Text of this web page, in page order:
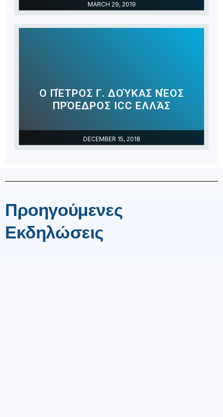
MARCH 29, 2019
DECEMBER 15, 2018
Ο ΠΈΤΡΟΣ Γ. ΔΟΎΚΑΣ ΝΈΟΣ
ΠΡΌΕΔΡΟΣ ICC ΕΛΛΆΣ
Προηγούμενες
Εκδηλώσεις